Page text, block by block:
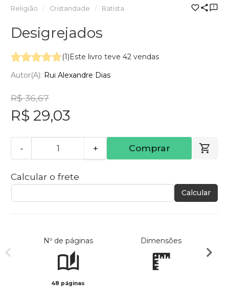
Religião Cristandade Batista
Desigrejados
(1)Este livro teve 42 vendas
Autor(a): Rui Alexandre Dias
R$ 36,67
R$ 29,03
- + Comprar
Calcular o frete
Calcular
Nº de páginas
48 páginas
Dimensões